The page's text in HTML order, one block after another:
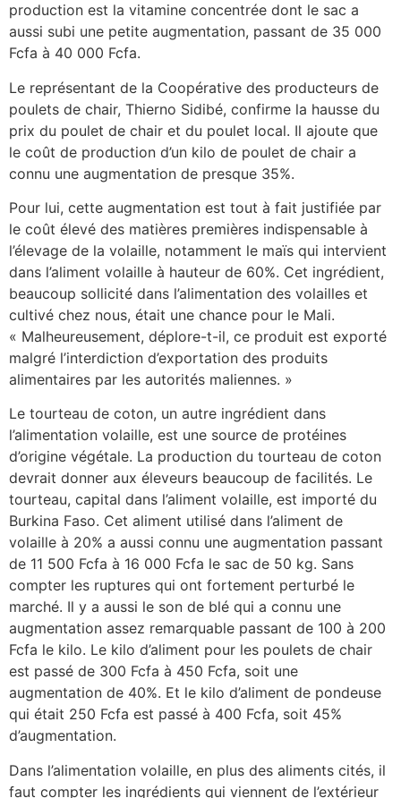
production est la vitamine concentrée dont le sac a
aussi subi une petite augmentation, passant de 35 000
Fcfa à 40 000 Fcfa.
Le représentant de la Coopérative des producteurs de
poulets de chair, Thierno Sidibé, confirme la hausse du
prix du poulet de chair et du poulet local. Il ajoute que
le coût de production d’un kilo de poulet de chair a
connu une augmentation de presque 35%.
Pour lui, cette augmentation est tout à fait justifiée par
le coût élevé des matières premières indispensable à
l’élevage de la volaille, notamment le maïs qui intervient
dans l’aliment volaille à hauteur de 60%. Cet ingrédient,
beaucoup sollicité dans l’alimentation des volailles et
cultivé chez nous, était une chance pour le Mali.
« Malheureusement, déplore-t-il, ce produit est exporté
malgré l’interdiction d’exportation des produits
alimentaires par les autorités maliennes. »
Le tourteau de coton, un autre ingrédient dans
l’alimentation volaille, est une source de protéines
d’origine végétale. La production du tourteau de coton
devrait donner aux éleveurs beaucoup de facilités. Le
tourteau, capital dans l’aliment volaille, est importé du
Burkina Faso. Cet aliment utilisé dans l’aliment de
volaille à 20% a aussi connu une augmentation passant
de 11 500 Fcfa à 16 000 Fcfa le sac de 50 kg. Sans
compter les ruptures qui ont fortement perturbé le
marché. Il y a aussi le son de blé qui a connu une
augmentation assez remarquable passant de 100 à 200
Fcfa le kilo. Le kilo d’aliment pour les poulets de chair
est passé de 300 Fcfa à 450 Fcfa, soit une
augmentation de 40%. Et le kilo d’aliment de pondeuse
qui était 250 Fcfa est passé à 400 Fcfa, soit 45%
d’augmentation.
Dans l’alimentation volaille, en plus des aliments cités, il
faut compter les ingrédients qui viennent de l’extérieur